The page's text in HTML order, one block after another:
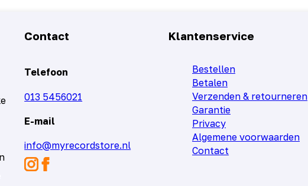
Contact
Telefoon
013 5456021
E-mail
info@myrecordstore.nl
Klantenservice
Bestellen
Betalen
Verzenden & retourneren
Garantie
Privacy
Algemene voorwaarden
Contact